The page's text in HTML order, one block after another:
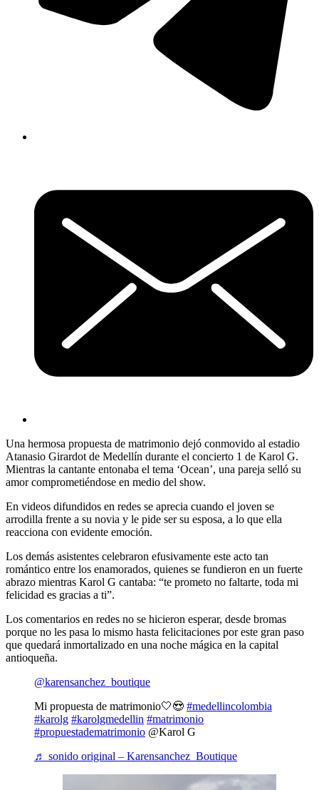
Una hermosa propuesta de matrimonio dejó conmovido al estadio
Atanasio Girardot de Medellín durante el concierto 1 de Karol G.
Mientras la cantante entonaba el tema ‘Ocean’, una pareja selló su
amor comprometiéndose en medio del show.
En videos difundidos en redes se aprecia cuando el joven se
arrodilla frente a su novia y le pide ser su esposa, a lo que ella
reacciona con evidente emoción.
Los demás asistentes celebraron efusivamente este acto tan
romántico entre los enamorados, quienes se fundieron en un fuerte
abrazo mientras Karol G cantaba: “te prometo no faltarte, toda mi
felicidad es gracias a ti”.
Los comentarios en redes no se hicieron esperar, desde bromas
porque no les pasa lo mismo hasta felicitaciones por este gran paso
que quedará inmortalizado en una noche mágica en la capital
antioqueña.
@karensanchez_boutique
Mi propuesta de matrimonio🤍😍 #medellincolombia
#karolg #karolgmedellin #matrimonio
#propuestadematrimonio @Karol G
♬ sonido original – Karensanchez_Boutique